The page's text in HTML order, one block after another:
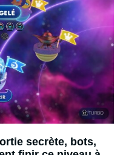
secrète, bots,